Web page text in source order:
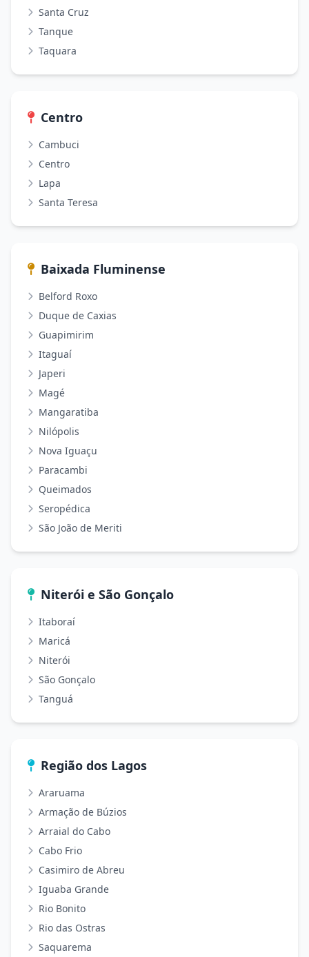
Santa Cruz
Tanque
Taquara
Centro
Cambuci
Centro
Lapa
Santa Teresa
Baixada Fluminense
Belford Roxo
Duque de Caxias
Guapimirim
Itaguaí
Japeri
Magé
Mangaratiba
Nilópolis
Nova Iguaçu
Paracambi
Queimados
Seropédica
São João de Meriti
Niterói e São Gonçalo
Itaboraí
Maricá
Niterói
São Gonçalo
Tanguá
Região dos Lagos
Araruama
Armação de Búzios
Arraial do Cabo
Cabo Frio
Casimiro de Abreu
Iguaba Grande
Rio Bonito
Rio das Ostras
Saquarema